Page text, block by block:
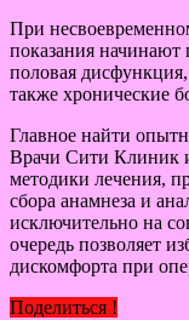
При
показания начинают
половая
также хронические
Главное найти
Врачи Сити Клиник
методики лечения,
сбора анамнеза и
исключительно на
очередь позволяет
дискомфорта при
Поделиться !